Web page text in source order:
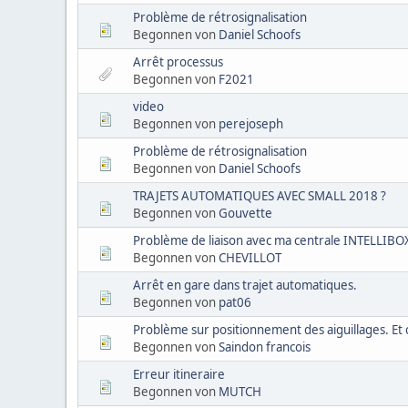
Problème de rétrosignalisation
Begonnen von Daniel Schoofs
Arrêt processus
Begonnen von F2021
video
Begonnen von perejoseph
Problème de rétrosignalisation
Begonnen von Daniel Schoofs
TRAJETS AUTOMATIQUES AVEC SMALL 2018 ?
Begonnen vonGouvette
Problème de liaison avec ma centrale
Begonnen vonCHEVILLOT
Arrêt en gare dans trajet automatiques.
Begonnen von pat06
Problème sur positionnement des aiguillages. Et
Begonnen vonSaindon francois
Erreur itineraire
Begonnen von MUTCH